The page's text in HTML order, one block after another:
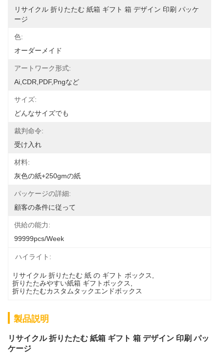
リサイクル 折りたたむ 紙箱 ギフト 箱 デザイン 印刷 パッケ
ージ
色:
オーダーメイド
アートワーク形式:
Ai,CDR,PDF,pngなど
サイズ:
どんなサイズでも
裁判命令:
受け入れ
材料:
灰色の紙+250gmの紙
パッケージの詳細:
顧客の条件に従って
供給の能力:
99999pcs/week
ハイライト:
リサイクル 折りたたむ 紙 の ギフト ボックス
折りたたみやすい紙箱 ギフトボックス
折りたたむカスタムタックエンドボックス
製品説明
リサイクル 折りたたむ 紙箱 ギフト 箱 デザイン 印刷 パッ
ケージ